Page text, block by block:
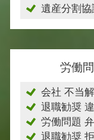
遺産分割
労働
会社 不当
退職勧奨
労働問題
退職勧奨